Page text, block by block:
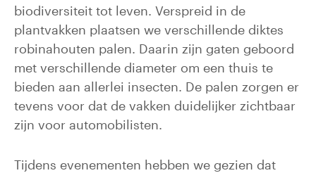
biodiversiteit tot leven. Verspreid in de
plantvakken plaatsen we verschillende diktes
robinahouten palen. Daarin zijn gaten geboord
met verschillende diameter om een thuis te
bieden aan allerlei insecten. De palen zorgen er
tevens voor dat de vakken duidelijker zichtbaar
zijn voor automobilisten.
Tijdens evenementen hebben we gezien dat